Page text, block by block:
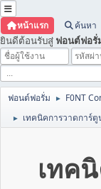
หน้าแรก ค้นหา
ยินดีต้อนรับสู่ ฟอนต์ฟอรั่
ฟอนต์ฟอรั่ม ► F0NT
► เทคนิคการวาดการ์ตู
เทค